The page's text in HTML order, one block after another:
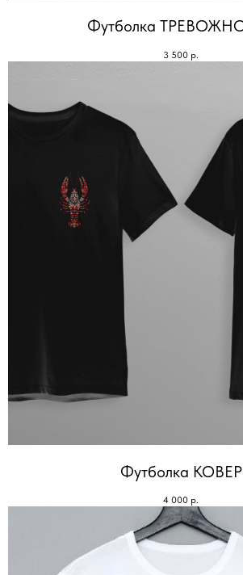
Футболка
3 500 р.
Футболка КОВЕР
4 000 р.